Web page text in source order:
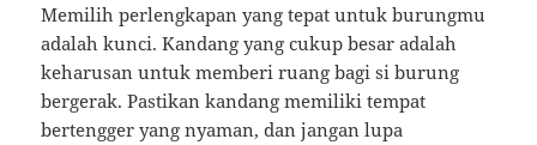
Memilih perlengkapan yang tepat untuk burungmu
adalah kunci. Kandang yang cukup besar adalah
keharusan untuk memberi ruang bagi si burung
bergerak. Pastikan kandang memiliki tempat
bertengger yang nyaman, dan jangan lupa